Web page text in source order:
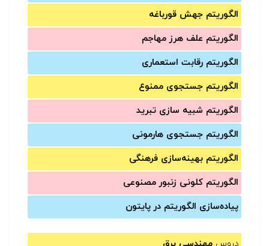
الگوریتم جهش قورباغه
الگوریتم علف هرز مهاجم
الگوریتم رقابت استعماری
الگوریتم جستجوی ممنوع
الگوریتم شبیه سازی تبرید
الگوریتم جستجوی هارمونی
الگوریتم بهینه‌سازی فرهنگی
الگوریتم کلونی زنبور مصنوعی
پیاده‌سازی الگوریتم در پایتون